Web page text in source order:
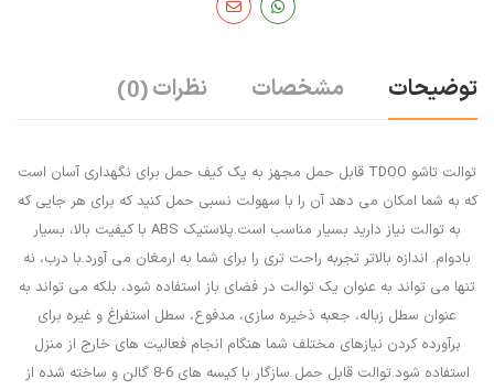
توضیحات مشخصات نظرات(0)
توالت تاشو TDOO قابل حمل مجهز به یک کیف حمل برای نگهداری آسان است
که به شما امکان می دهد آن را با سهولت نسبی حمل کنید که برای هر جایی که
به توالت نیاز دارید بسیار مناسب است.پلاستیک ABS با کیفیت بالا، بسیار
بادوام. اندازه بالاتر تجربه راحت تری را برای شما به ارمغان می آورد.با درب، نه
تنها می تواند به عنوان یک توالت در فضای باز استفاده شود، بلکه می تواند به
عنوان سطل زباله، جعبه ذخیره سازی، مدفوع، سطل استفراغ و غیره برای
برآورده کردن نیازهای مختلف شما هنگام انجام فعالیت های خارج از منزل
استفاده شود.توالت قابل حمل سازگار با کیسه های 6-8 گالن و ساخته شده از